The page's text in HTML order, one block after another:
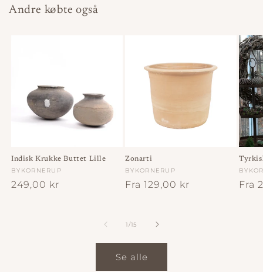
Andre købte også
Indisk Krukke Buttet Lille
Forhandler:
BYKORNERUP
Normalpris
249,00 kr
Zonarti
Forhandler:
BYKORNERUP
Normalpris
Fra 129,00 kr Fra
1/af
15
Se alle